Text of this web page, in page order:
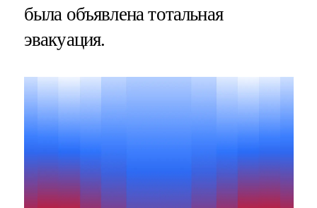
была объявлена тотальная
эвакуация.